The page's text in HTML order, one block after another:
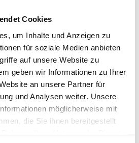
Cookies
um Inhalte und Anzeigen zu
für soziale Medien anbieten
auf unsere Website zu
geben wir Informationen zu Ihrer
an unsere Partner für
und Analysen weiter. Unsere
möglicherweise mit
die Sie ihnen bereitgestellt